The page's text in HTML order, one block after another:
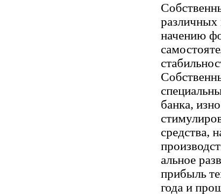
различных
начению
банка,
средства,
альное
прибыль
года и